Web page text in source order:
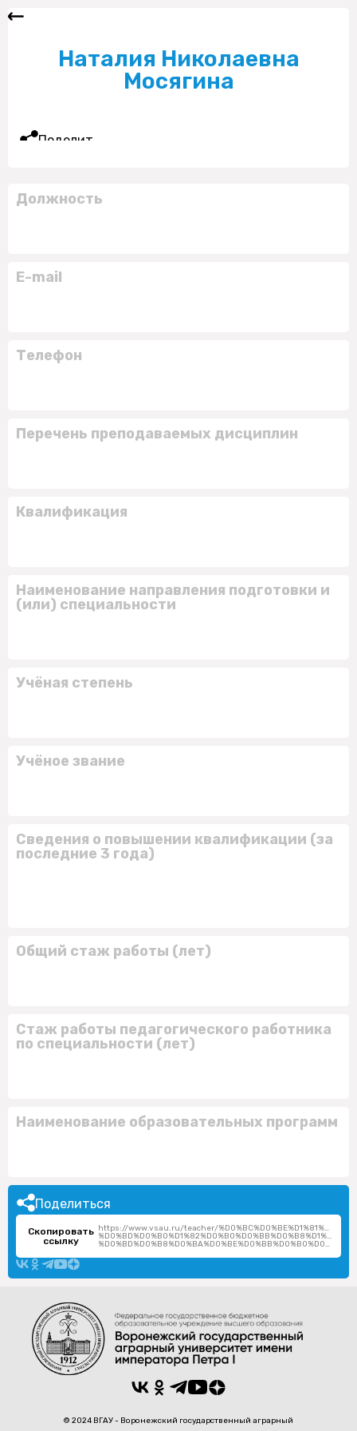
Наталия Николаевна
Мосягина
Поделиться
Должность
E-mail
Телефон
Перечень преподаваемых дисциплин
Квалификация
Наименование направления подготовки и
(или) специальности
Учёная степень
Учёное звание
Сведения о повышении квалификации (за
последние 3 года)
Общий стаж работы (лет)
Стаж работы педагогического работника
по специальности (лет)
Наименование образовательных программ
Поделиться
Скопировать
ссылку
https://www.vsau.ru/teacher/
%D0%BD%D0%B0%D1%82%D0%B0%D0%BB%D0%B8%D1%8F-
%D0%BD%D0%B8%D0%BA%D0%BE%D0%BB%D0%B0%D0%B5%D0%B2%D0%BD%D0%B0/
© 2024 ВГАУ - Воронежский государственный аграрный